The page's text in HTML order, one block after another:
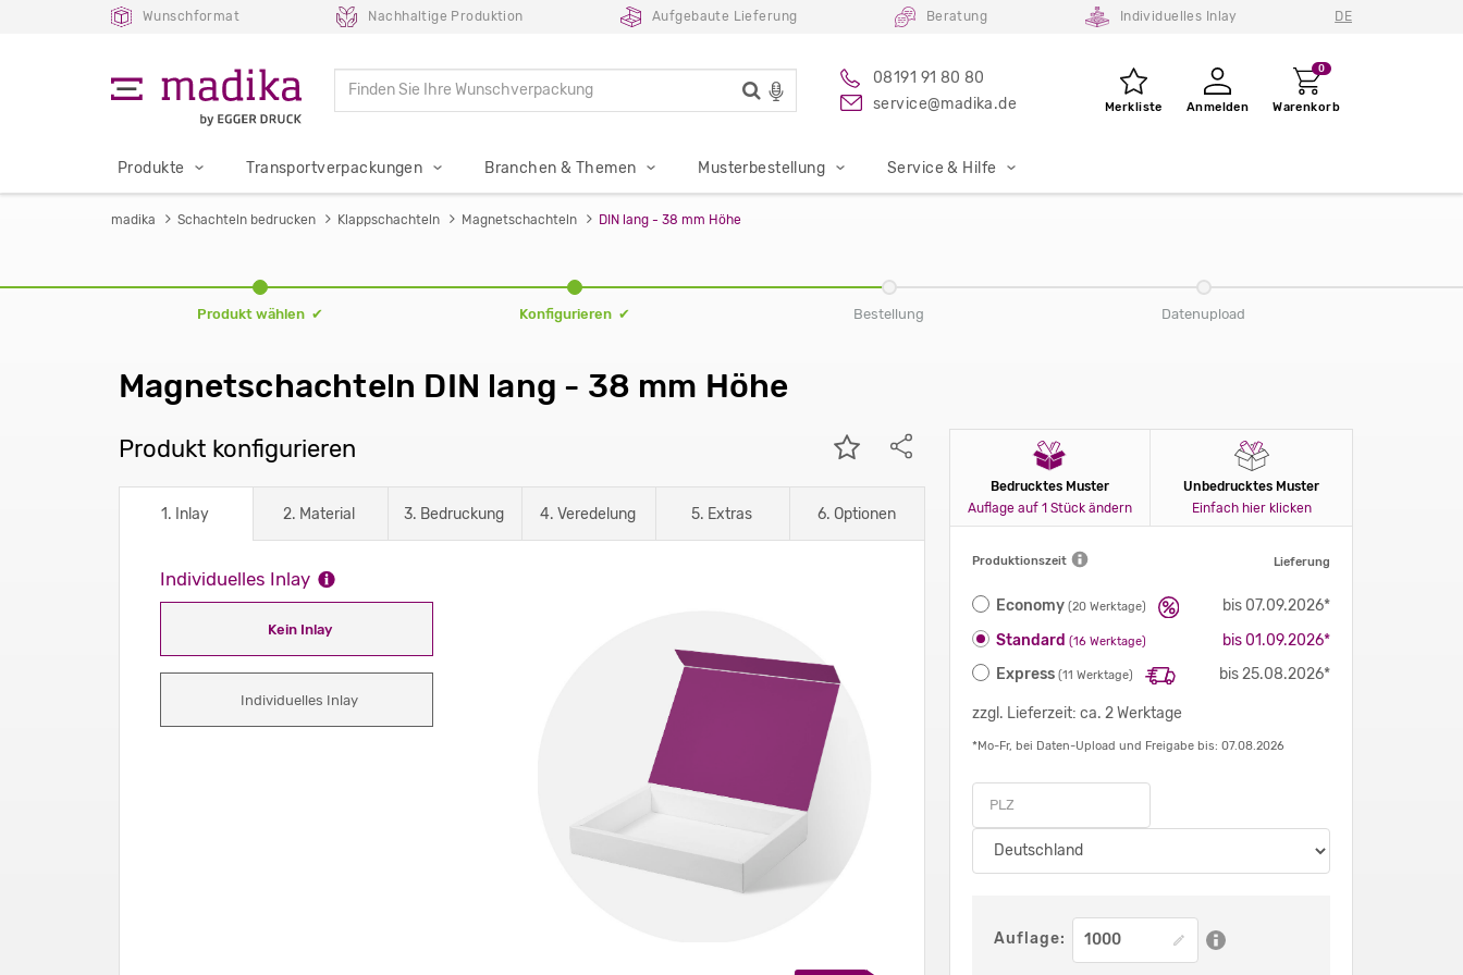
Wunschformat Nachhaltige Produktion Aufgebaute Lieferung Beratung Individuelles Inlay DE
08191 91 80 80
service@madika.de
Merkliste Anmelden
0
Warenkorb
Produkte Transportverpackungen Branchen & Themen Musterbestellung Service & Hilfe
madika Schachteln bedrucken Klappschachteln Magnetschachteln DIN lang - 38 mm Höhe
Produkt wählen ✔ Konfigurieren ✔ Bestellung Datenupload
Magnetschachteln DIN lang - 38 mm Höhe
Produkt konfigurieren
1. Inlay 2. Material 3. Bedruckung 4. Veredelung 5. Extras 6. Optionen
Individuelles Inlay
Kein Inlay
Individuelles Inlay
Bedrucktes Muster
Auflage auf 1 Stück ändern
Unbedrucktes Muster
Einfach hier klicken
Produktionszeit Lieferung
Economy (20 Werktage)
bis 07.09.2026*
Standard (16 Werktage)
bis 01.09.2026*
Express (11 Werktage) bis 25.08.2026*
zzgl. Lieferzeit: ca. 2 Werktage
*Mo-Fr, bei Daten-Upload und Freigabe bis: 07.08.2026
Auflage: